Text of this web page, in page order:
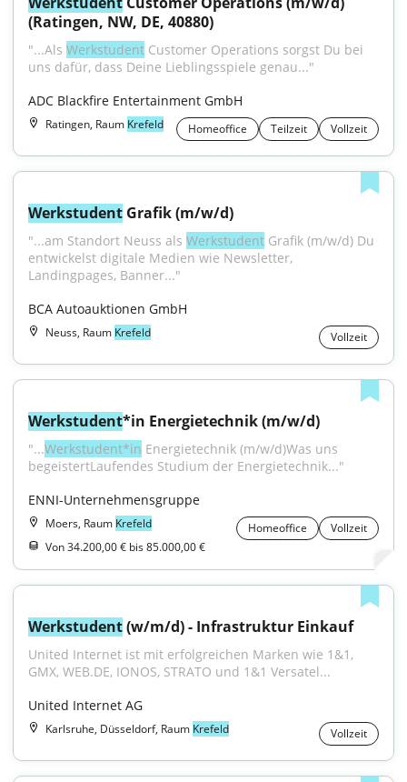
(Ratingen, NW, DE, 40880)
"...Als Werkstudent Customer Operations sorgst Du bei
uns dafür, dass Deine Lieblingsspiele genau..."
ADC Blackfire Entertainment GmbH
Ratingen, Raum Krefeld Homeoffice Teilzeit Vollzeit
Werkstudent Grafik (m/w/d)
"...am Standort Neuss als Werkstudent Grafik (m/w/d) Du
entwickelst digitale Medien wie Newsletter,
Landingpages, Banner..."
BCA Autoauktionen GmbH
Neuss, Raum Krefeld Vollzeit
Werkstudent*in Energietechnik (m/w/d)
"...Werkstudent*in Energietechnik (m/w/d)Was uns
begeistertLaufendes Studium der Energietechnik..."
ENNI-Unternehmensgruppe
Moers, Raum Krefeld Homeoffice
Vollzeit
Von 34.200,00 € bis 85.000,00 €
Werkstudent (w/m/d) - Infrastruktur Einkauf
United Internet ist mit erfolgreichen Marken wie 1&1,
GMX, WEB.DE, IONOS, STRATO und 1&1 Versatel...
United Internet AG
Karlsruhe, Düsseldorf, Raum Krefeld Vollzeit